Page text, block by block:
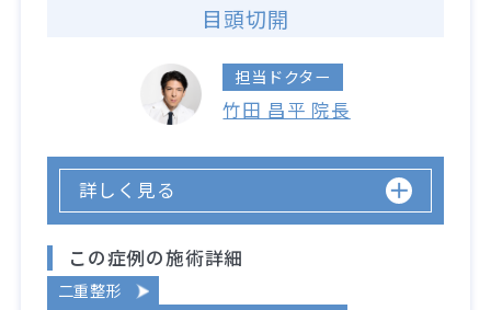
目頭切開
担当ドクター
竹田 昌平 院長
詳しく見る
この症例の施術詳細
二重整形